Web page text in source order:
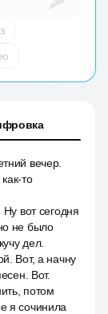
вечер.
то
вот сегодня
не было
дел.
Вот, а начну
Вот.
потом
я сочинила